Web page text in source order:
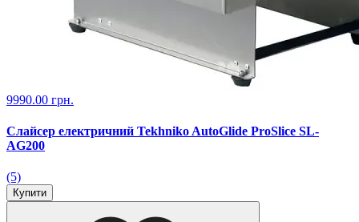
9990.00 грн.
Слайсер електричний Tekhniko AutoGlide ProSlice SL-
AG200
(5)
Купити